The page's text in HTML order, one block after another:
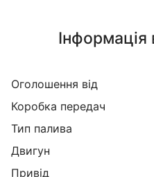
Інформація
Оголошення від
Коробка передач
Тип палива
Двигун
Привід